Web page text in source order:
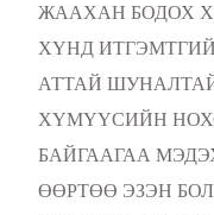
ЖААХАН БОДОХ
ХҮНД
АТТАЙ
ХҮМҮҮСИЙН
БАЙГААГАА
ӨӨРТӨӨ ЭЗЭН